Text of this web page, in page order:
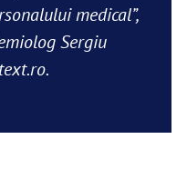
medical”,
Sergiu
.